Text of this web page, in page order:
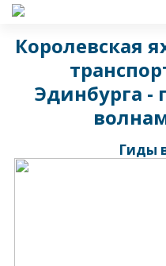
Королевская
Эдинбурга -
Гиды